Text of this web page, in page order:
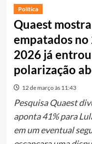
Política
Quaest
empatados
2026 já
polarização
12 de março às 11:43
Pesquisa Quaest
aponta 41% para
em um eventual